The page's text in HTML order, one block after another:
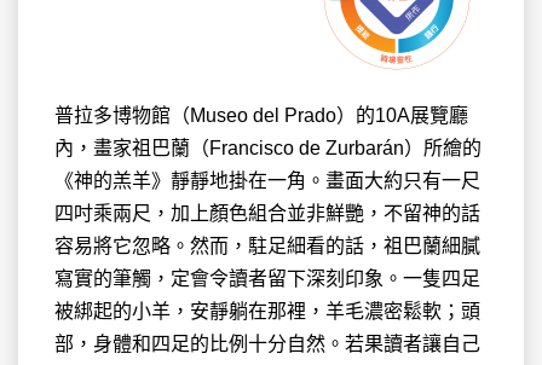
普拉多博物館（Museo del Prado）的10A展覽廳
內，畫家祖巴蘭（Francisco de Zurbarán）所繪的
《神的羔羊》靜靜地掛在一角。畫面大約只有一尺
四吋乘兩尺，加上顏色組合並非鮮艷，不留神的話
容易將它忽略。然而，駐足細看的話，祖巴蘭細膩
寫實的筆觸，定會令讀者留下深刻印象。一隻四足
被綁起的小羊，安靜躺在那裡，羊毛濃密鬆軟；頭
部，身體和四足的比例十分自然。若果讀者讓自己